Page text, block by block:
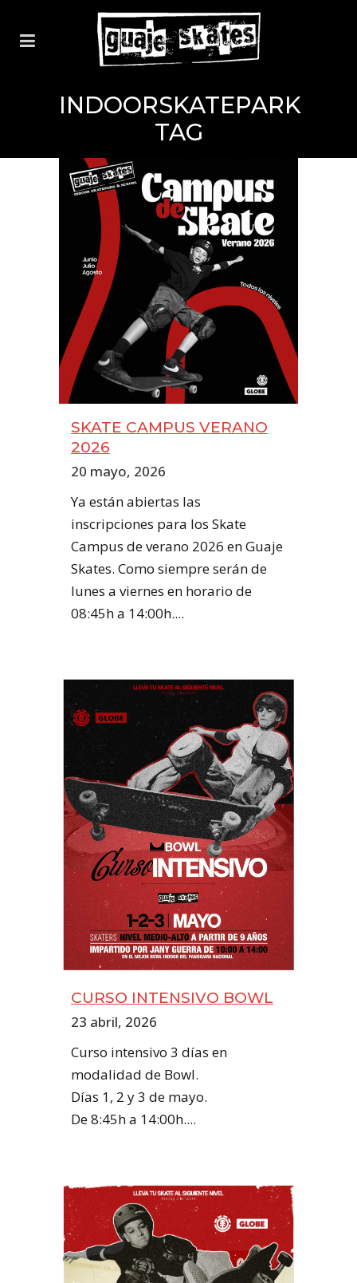
INDOORSKATEPARK
TAG
SKATE CAMPUS VERANO
2026
20 mayo, 2026
Ya están abiertas las
inscripciones para los Skate
Campus de verano 2026 en Guaje
Skates. Como siempre serán de
lunes a viernes en horario de
08:45h a 14:00h....
CURSO INTENSIVO BOWL
23 abril, 2026
Curso intensivo 3 días en
modalidad de Bowl.
Días 1, 2 y 3 de mayo.
De 8:45h a 14:00h....